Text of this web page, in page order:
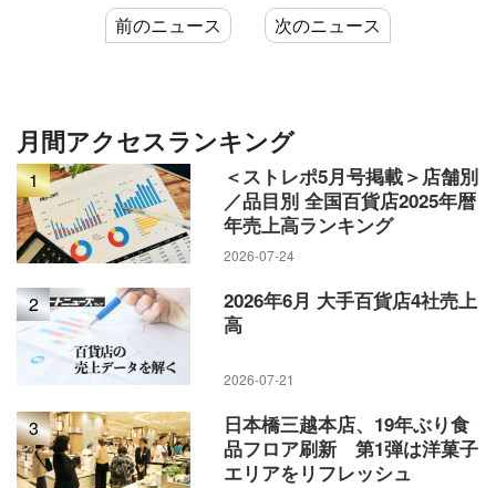
前のニュース 次のニュース
月間アクセスランキング
1
＜ストレポ5月号掲載＞店舗別
／品目別 全国百貨店2025年暦
年売上高ランキング
2026-07-24
2
2026年6月 大手百貨店4社売上
高
2026-07-21
3
日本橋三越本店、19年ぶり食
品フロア刷新 第1弾は洋菓子
エリアをリフレッシュ